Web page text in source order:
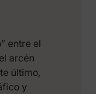
entre el
arcén
último,
y